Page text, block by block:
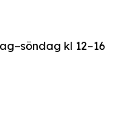
kl 12–16